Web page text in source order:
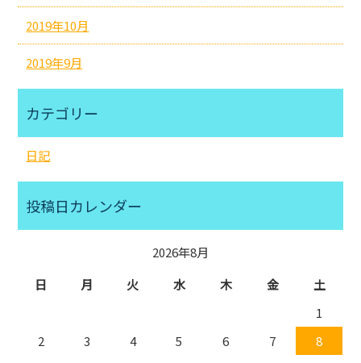
2019年10月
2019年9月
カテゴリー
日記
投稿日カレンダー
2026年8月
日
月 火 水 木 金
土
1
2
3 4 5 6 7
8